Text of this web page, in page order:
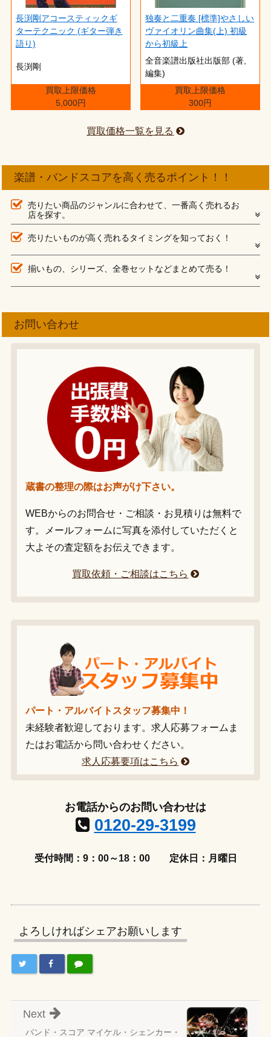
長渕剛アコースティックギ
ターテクニック (ギター弾き
語り)
長渕剛
買取上限価格
5,000円
独奏と二重奏 [標準]やさしい
ヴァイオリン曲集(上) 初級
から初級上
全音楽譜出版社出版部 (著,
編集)
買取上限価格
300円
買取価格一覧を見る
楽譜・バンドスコアを高く売るポイント！！
売りたい商品のジャンルに合わせて、一番高く売れるお
店を探す。
売りたいものが高く売れるタイミングを知っておく！
揃いもの、シリーズ、全巻セットなどまとめて売る！
お問い合わせ
蔵書の整理の際はお声がけ下さい。
WEBからのお問合せ・ご相談・お見積りは無料で
す。メールフォームに写真を添付していただくと
大よその査定額をお伝えできます。
買取依頼・ご相談はこちら
パート・アルバイトスタッフ募集中！
未経験者歓迎しております。求人応募フォームま
たはお電話から問い合わせください。
求人応募要項はこちら
お電話からのお問い合わせは
0120-29-3199
受付時間：9：00～18：00 定休日：月曜日
よろしければシェアお願いします
バンド・スコア マイケル・シェンカー・
Next